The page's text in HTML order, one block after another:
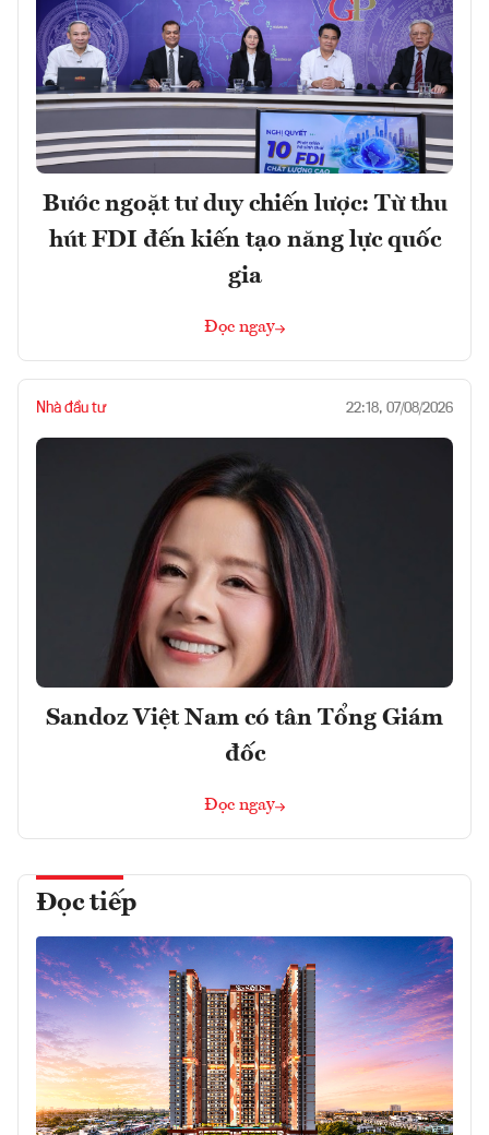
Bước ngoặt tư duy chiến lược: Từ thu
hút FDI đến kiến tạo năng lực quốc
gia
Đọc ngay
Nhà đầu tư 22:18, 07/08/2026
Sandoz Việt Nam có tân Tổng Giám
đốc
Đọc ngay
Đọc tiếp